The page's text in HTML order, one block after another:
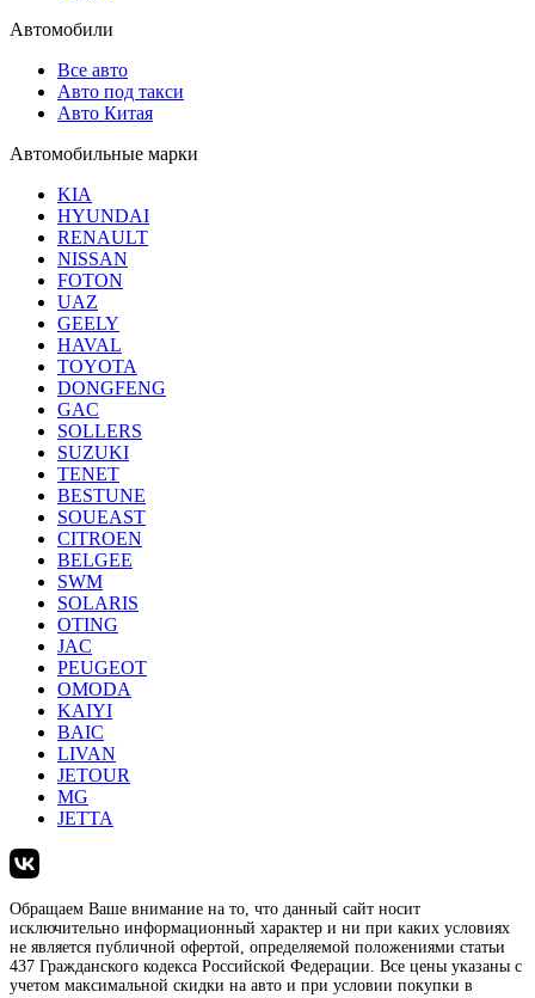
Автомобили
Все авто
Авто под такси
Авто Китая
Автомобильные марки
KIA
HYUNDAI
RENAULT
NISSAN
FOTON
UAZ
GEELY
HAVAL
TOYOTA
DONGFENG
GAC
SOLLERS
SUZUKI
TENET
BESTUNE
SOUEAST
CITROEN
BELGEE
SWM
SOLARIS
OTING
JAC
PEUGEOT
OMODA
KAIYI
BAIC
LIVAN
JETOUR
MG
JETTA
Обращаем Ваше внимание на то, что данный сайт носит
исключительно информационный характер и ни при каких условиях
не является публичной офертой, определяемой положениями статьи
437 Гражданского кодекса Российской Федерации. Все цены указаны с
учетом максимальной скидки на авто и при условии покупки в